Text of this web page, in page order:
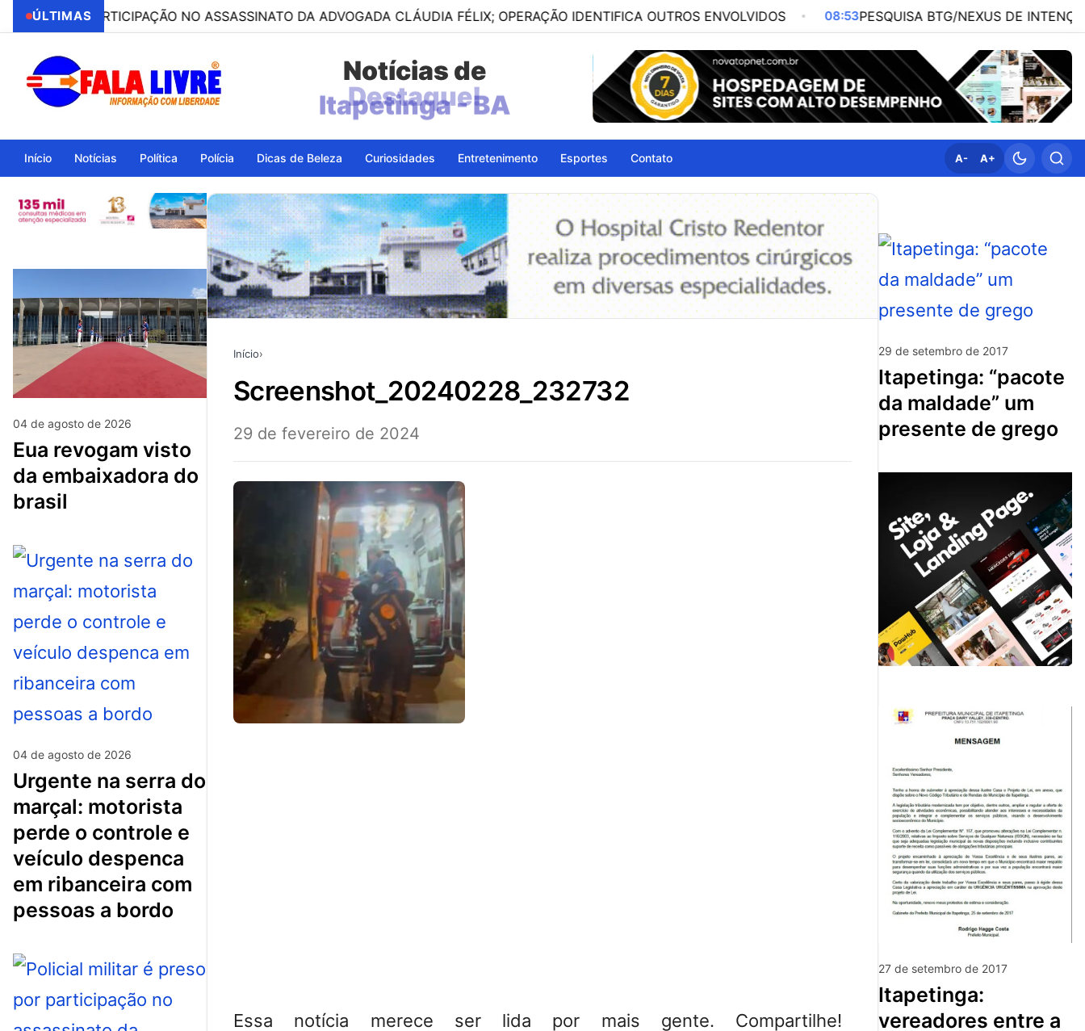
ÚLTIMAS
PARTICIPAÇÃO NO ASSASSINATO DA ADVOGADA CLÁUDIA FÉLIX; OPERAÇÃO IDENTIFICA OUTROS ENVOLVIDOS 08:53PESQUISA BTG/NEXUS DE INTENÇÃO DE
Notícias de
Itapetinga - BA
Início Notícias Política Polícia Dicas de Beleza Curiosidades Entretenimento Esportes Contato A- A+
04 de agosto de 2026
eua revogam visto
da embaixadora do
brasil
04 de agosto de 2026
urgente na serra do
marçal: motorista
perde o controle e
veículo despenca
em ribanceira com
pessoas a bordo
Início›
screenshot_20240228_232732
29 de fevereiro de 2024
Essa notícia merece ser lida por mais gente. Compartilhe!
29 de setembro de 2017
itapetinga: “pacote
da maldade” um
presente de grego
27 de setembro de 2017
itapetinga:
vereadores entre a